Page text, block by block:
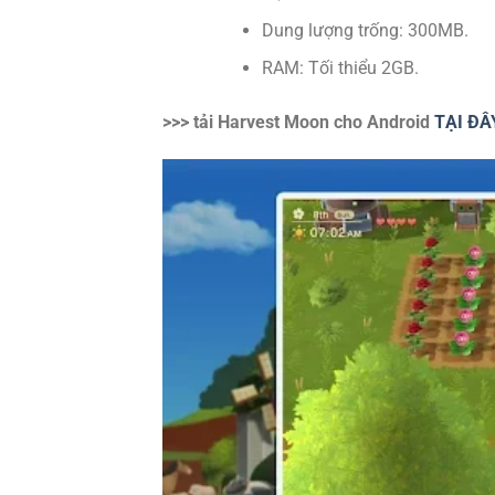
Dung lượng trống: 300MB.
RAM: Tối thiểu 2GB.
>>> tải Harvest Moon cho Android TẠI